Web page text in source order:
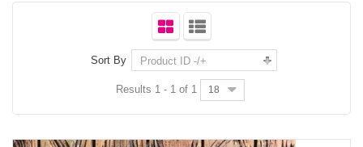
Sort By Product ID -/+
Results 1 - 1 of 1 18